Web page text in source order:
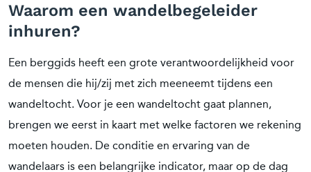
Waarom een wandelbegeleider
inhuren?
Een berggids heeft een grote verantwoordelijkheid voor
de mensen die hij/zij met zich meeneemt tijdens een
wandeltocht. Voor je een wandeltocht gaat plannen,
brengen we eerst in kaart met welke factoren we rekening
moeten houden. De conditie en ervaring van de
wandelaars is een belangrijke indicator, maar op de dag